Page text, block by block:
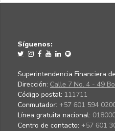
Síguenos:
Superintendencia Financiera
Dirección: Calle 7 No. 4 - 49
Código postal: 111711
Conmutador: +57 601 594
Línea gratuita nacional:
Centro de contacto: +57 601